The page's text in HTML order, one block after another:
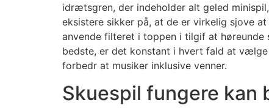
idrætsgren, der indeholder alt geled
eksistere sikker på, at de er virkelig sjove
anvende filteret i toppen i tilgif at
bedste, er det konstant i hvert fald at
forbedr at musiker inklusive venner.
Skuespil fungere kan